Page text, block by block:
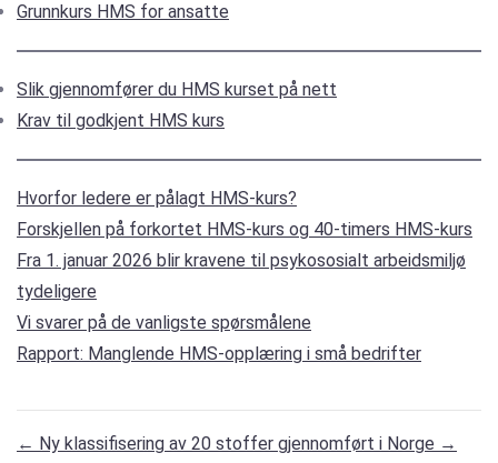
Grunnkurs HMS for ansatte
Slik gjennomfører du HMS kurset på nett
Krav til godkjent HMS kurs
Hvorfor ledere er pålagt HMS-kurs?
Forskjellen på forkortet HMS-kurs og 40-timers HMS-kurs
Fra 1. januar 2026 blir kravene til psykososialt arbeidsmiljø
tydeligere
Vi svarer på de vanligste spørsmålene
Rapport: Manglende HMS-opplæring i små bedrifter
← Ny klassifisering av 20 stoffer gjennomført i Norge →